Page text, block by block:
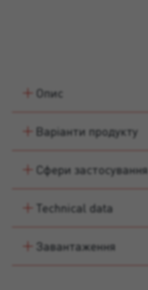
Опис
Варіанти продукту
Сфери застосування
Technical data
Завантаження